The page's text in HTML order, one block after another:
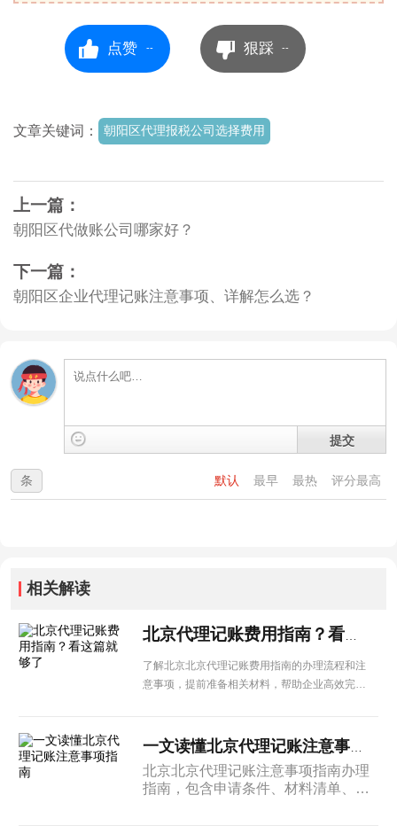
点赞 -- 狠踩 --
文章关键词： 朝阳区代理报税公司选择费用
上一篇：
朝阳区代做账公司哪家好？
下一篇：
朝阳区企业代理记账注意事项、详解怎么选？
提交
默认 最早 最热 评分最高
条
相关解读
北京代理记账费用指南？看这篇就够了
了解北京北京代理记账费用指南的办理流程和注
意事项，提前准备相关材料，帮助企业高效完成
北京北京代理记账注意事项指南办理
指南，包含申请条件、材料清单、办